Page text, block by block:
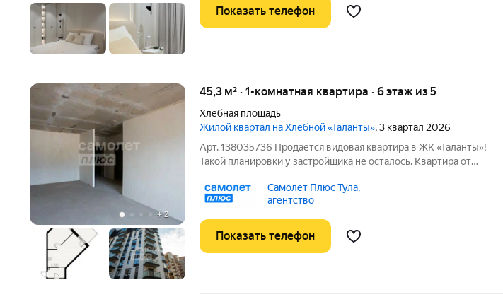
Показать телефон
+2
45,3 м² · 1-комнатная квартира · 6 этаж из 5
Хлебная площадь
Жилой квартал на Хлебной «Таланты», 3 квартал 2026
Арт. 138035736 Продаётся видовая квартира в ЖК «Таланты»!
Такой планировки у застройщика не осталось. Квартира от
покупки в рассрочку! Продаётся современная квартира (45,26 м2
+ балкон 5,61
Самолет Плюс Тула,
агентство
Показать телефон